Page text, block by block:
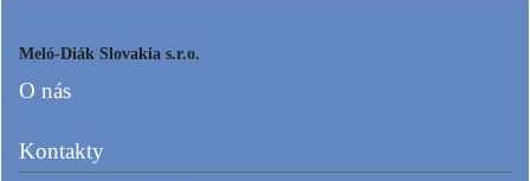
Meló-Diák Slovakia s.r.o.
O nás
Kontakty